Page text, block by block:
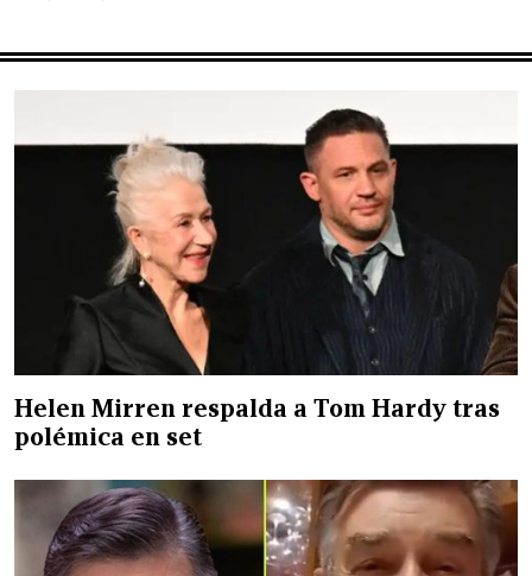
Helen Mirren respalda a Tom Hardy tras
polémica en set